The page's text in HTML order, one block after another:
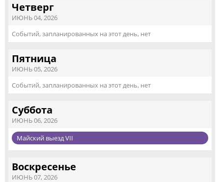
Четверг
ИЮНЬ 04, 2026
Событий, запланированных на этот день, нет
Пятница
ИЮНЬ 05, 2026
Событий, запланированных на этот день, нет
Суббота
ИЮНЬ 06, 2026
Майский выезд VII
Воскресенье
ИЮНЬ 07, 2026